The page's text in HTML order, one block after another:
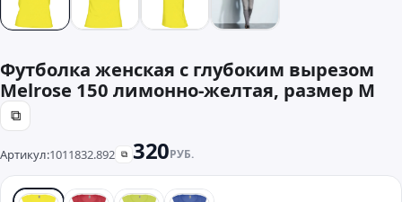
Футболка женская с глубоким вырезом
Melrose 150 лимонно-желтая, размер M
⧉
Артикул:1011832.892 ⧉ 320РУБ.